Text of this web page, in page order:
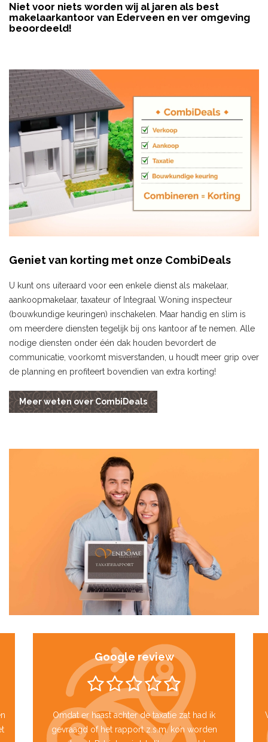
Niet voor niets worden wij al jaren als best
makelaarkantoor van Ederveen en ver omgeving
beoordeeld!
Geniet van korting met onze CombiDeals
U kunt ons uiteraard voor een enkele dienst als makelaar,
aankoopmakelaar, taxateur of Integraal Woning inspecteur
(bouwkundige keuringen) inschakelen. Maar handig en slim is
om meerdere diensten tegelijk bij ons kantoor af te nemen. Alle
nodige diensten onder één dak houden bevordert de
communicatie, voorkomt misverstanden, u houdt meer grip over
de planning en profiteert bovendien van extra korting!
Meer weten over CombiDeals
Google review
Omdat er haast achter de taxatie zat had ik
gevraagd of het rapport z.s.m. kon worden